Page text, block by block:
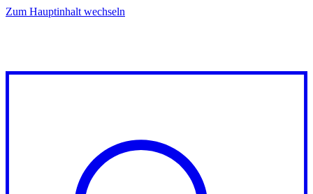
Zum Hauptinhalt wechseln